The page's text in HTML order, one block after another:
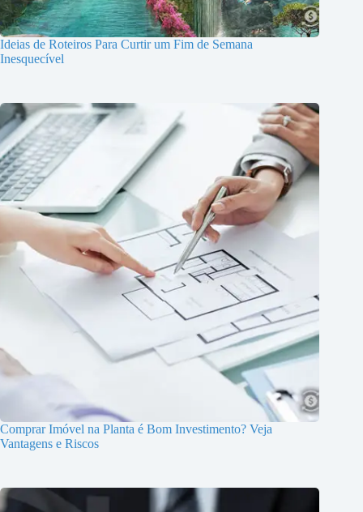
Ideias de Roteiros Para Curtir um Fim de Semana
Inesquecível
Comprar Imóvel na Planta é Bom Investimento? Veja
Vantagens e Riscos